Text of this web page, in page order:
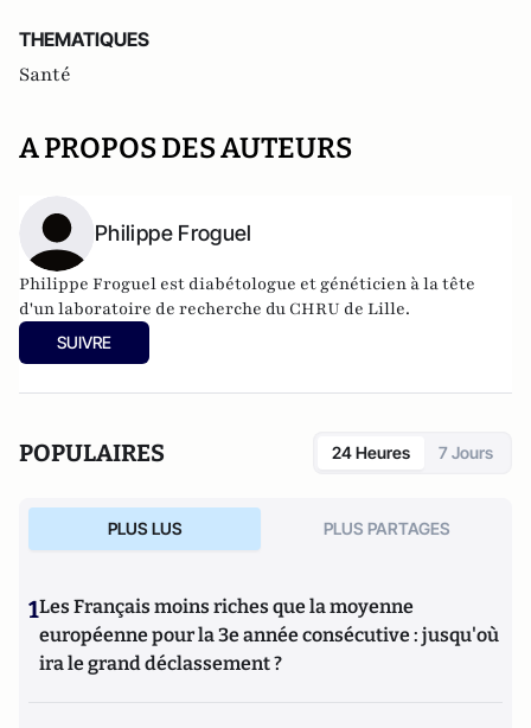
THEMATIQUES
Santé
A PROPOS DES AUTEURS
Philippe Froguel
Philippe Froguel est diabétologue et généticien à la tête
d'un laboratoire de recherche du CHRU de Lille.
SUIVRE
POPULAIRES 24 Heures 7 Jours
PLUS LUS PLUS PARTAGES
1Les Français moins riches que la moyenne
européenne pour la 3e année consécutive : jusqu'où
ira le grand déclassement ?